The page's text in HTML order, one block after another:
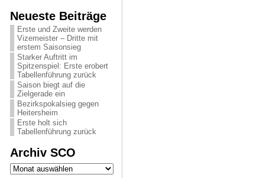
Neueste Beiträge
Erste und Zweite werden
Vizemeister – Dritte mit
erstem Saisonsieg
Starker Auftritt im
Spitzenspiel: Erste erobert
Tabellenführung zurück
Saison biegt auf die
Zielgerade ein
Bezirkspokalsieg gegen
Heitersheim
Erste holt sich
Tabellenführung zurück
Archiv SCO
Archiv
SCO